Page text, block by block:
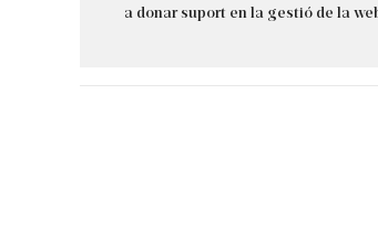
a donar suport en la gestió de la